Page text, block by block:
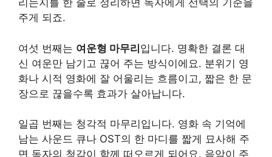
리는지를 한 줄로 정리하면 독자에게 선택의 기준을
주게 되죠.
여섯 번째는 여운형 마무리입니다. 명확한 결론 대
신 여운만 남기고 끊어 주는 방식이에요. 분위기 영
화나 시적 영화에 잘 어울리는 흐름이고, 짧은 한 문
장으로 끊을수록 효과가 살아납니다.
일곱 번째는 청각적 마무리입니다. 영화 속 기억에
남는 사운드 큐나 OST의 한 마디를 짧게 묘사해 주
면 독자의 청각이 함께 떠오르게 되어요. 음악이 주